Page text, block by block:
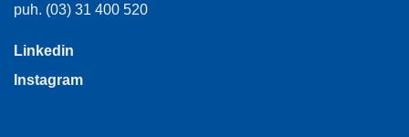
puh. (03) 31 400 520
Linkedin
Instagram